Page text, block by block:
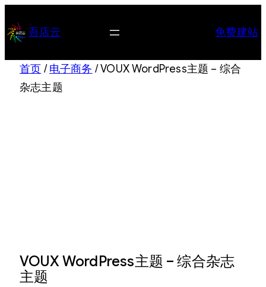
至
吾店云 免费建站
首页 /电子商务 / VOUX WordPress主题 – 综合
杂志主题
VOUX WordPress主题 – 综合杂志
主题